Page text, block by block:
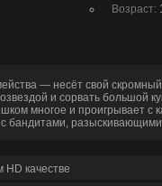
Возраст:
— несёт свой скромный
и сорвать большой
многое и проигрывает с
бандитами,
качестве